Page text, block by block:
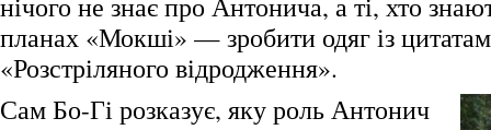
планах «Мокші» — зробити одяг із
«Розстріляного відродження».
Сам Бо-Гі розказує, яку роль Антонич